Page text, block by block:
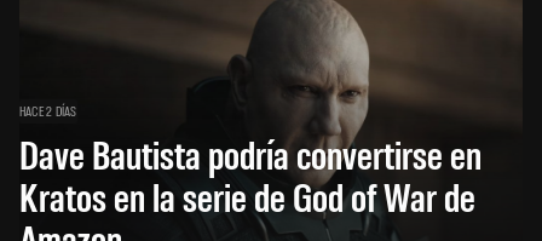
HACE 2 DÍAS
Dave Bautista podría convertirse en
Kratos en la serie de God of War de